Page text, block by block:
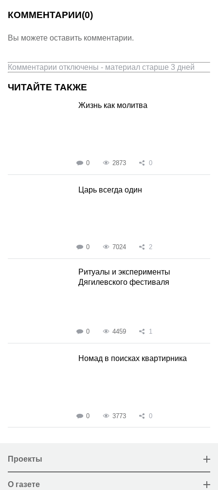
КОММЕНТАРИИ(0)
Вы можете оставить комментарии.
Комментарии отключены - материал старше 3 дней
ЧИТАЙТЕ ТАКЖЕ
Жизнь как молитва
0 2873 0
Царь всегда один
0 7024 2
Ритуалы и эксперименты
Дягилевского фестиваля
0 4459 1
Номад в поисках квартирника
0 3773 0
Проекты
О газете